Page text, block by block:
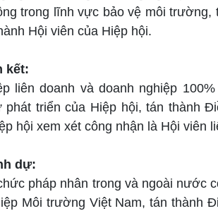
trong lĩnh vực bảo vệ môi
Hội viên của Hiệp hội.
kết:
liên doanh và doanh nghiệp
phát triển của Hiệp hội, tán thành
hội xem xét công nhận là Hội viên
dự:
pháp nhân trong và ngoài nước
Môi trường Việt Nam, tán thành